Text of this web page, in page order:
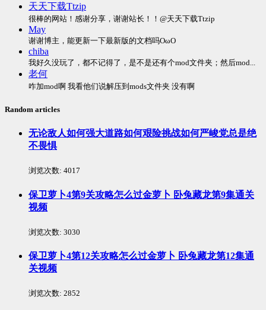
天天下载Ttzip
很棒的网站！感谢分享，谢谢站长！！@天天下载Ttzip
May
谢谢博主，能更新一下最新版的文档吗OωO
chiba
我好久没玩了，都不记得了，是不是还有个mod文件夹；然后mod...
老何
咋加mod啊 我看他们说解压到mods文件夹 没有啊
Random articles
无论敌人如何强大道路如何艰险挑战如何严峻党总是绝
不畏惧
浏览次数: 4017
保卫萝卜4第9关攻略怎么过金萝卜 卧兔藏龙第9集通关
视频
浏览次数: 3030
保卫萝卜4第12关攻略怎么过金萝卜 卧兔藏龙第12集通
关视频
浏览次数: 2852